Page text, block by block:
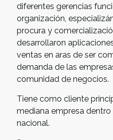
diferentes gerencias
organización,
procura y
desarrollaron
ventas en aras de ser
demanda de las
comunidad de negocios.
Tiene como cliente
mediana empresa
nacional.